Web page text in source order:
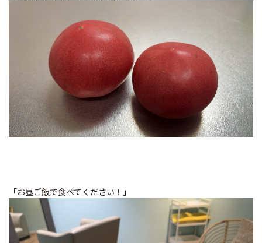
「お昼ご飯で食べてください！」